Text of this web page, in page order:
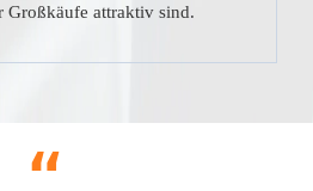
Großkäufe attraktiv sind.
“